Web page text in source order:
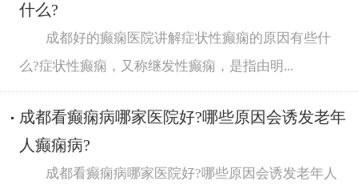
什么?
成都好的癫痫医院讲解症状性癫痫的原因有些什
么?症状性癫痫，又称继发性癫痫，是指由明...
成都看癫痫病哪家医院好?哪些原因会诱发老年
人癫痫病?
成都看癫痫病哪家医院好?哪些原因会诱发老年人